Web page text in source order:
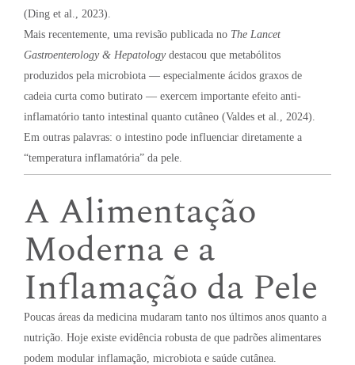
(Ding et al., 2023).
Mais recentemente, uma revisão publicada no The Lancet
Gastroenterology & Hepatologydestacou que metabólitos
produzidos pela microbiota — especialmente ácidos graxos de
cadeia curta como butirato — exercem importante efeito anti-
inflamatório tanto intestinal quanto cutâneo (Valdes et al., 2024).
Em outras palavras: o intestino pode influenciar diretamente a
“temperatura inflamatória” da pele.
A Alimentação
Moderna e a
Inflamação da Pele
Poucas áreas da medicina mudaram tanto nos últimos anos quanto a
nutrição. Hoje existe evidência robusta de que padrões alimentares
podem modular inflamação, microbiota e saúde cutânea.